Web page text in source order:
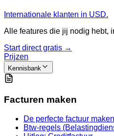
Internationale klanten in USD.
Alle features die jij nodig hebt,
Start direct gratis →
Prijzen
Kennisbank
Facturen maken
De perfecte factuur maken
Btw-regels